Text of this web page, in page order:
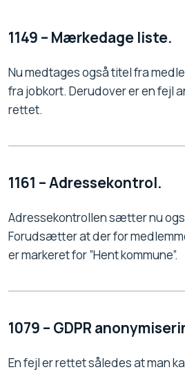
1149 – Mærkedage liste.
Nu medtages også titel fra
fra jobkort. Derudover er en fejl
rettet.
1161 – Adressekontrol.
Adressekontrollen sætter nu
Forudsætter at der for
er markeret for ”Hent kommune”.
1079 – GDPR
En fejl er rettet således at man